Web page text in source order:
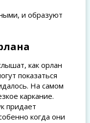
и образуют
как орлан
показаться
На самом
каркание.
придает
когда они